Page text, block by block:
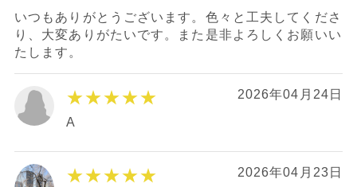
いつもありがとうございます。色々と工夫してくださ
り、大変ありがたいです。また是非よろしくお願いい
たします。
★★★★★ 2026年04月24日
A
★★★★★ 2026年04月23日